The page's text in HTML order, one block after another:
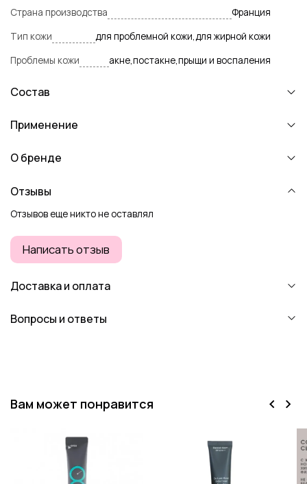
Страна производства
Франция
Тип кожи
для проблемной кожи,для жирной кожи
Проблемы кожи
акне,постакне,прыщи и воспаления
Состав
Применение
О бренде
Отзывы
Отзывов еще никто не оставлял
Написать отзыв
Доставка и оплата
Вопросы и ответы
Вам может понравится